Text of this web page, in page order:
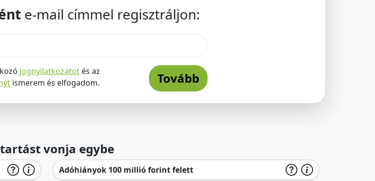
e-mail címmel regisztráljon:
jognyilatkozatotés az
ismerem és elfogadom. Tovább
vonja egybe
Adóhiányok 100 millió forint felett